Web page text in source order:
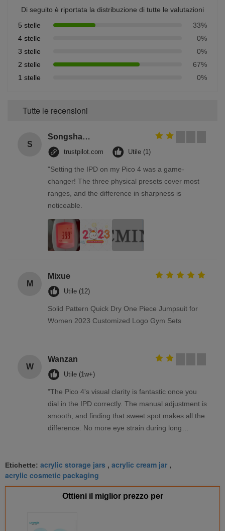
Di seguito è riportata la distribuzione di tutte le valutazioni
5 stelle
33%
4 stelle
0%
3 stelle
0%
2 stelle
67%
1 stelle
0%
Tutte le recensioni
S
Songshang
trustpilot.com Utile (1)
"Setting the IPD on my Pico 4 was a game-
changer! The three physical presets cover most
ranges, and the difference in sharpness is
noticeable.
M
Mixue
Utile (12)
Solid Pattern Quick Dry One Piece Jumpsuit for
Women 2023 Customized Logo Gym Sets
W
Wanzan
Utile (1w+)
"The Pico 4's visual clarity is fantastic once you
dial in the IPD correctly. The manual adjustment is
smooth, and finding that sweet spot makes all the
difference. No more eye strain during long
fantastic once you dial in the IPD correctly. The
manual adjustment is smooth, and finding that
sweet spot makes all the difference. No more eye
strain during long sessions. Highly recommend
Etichette: acrylic storage jars , acrylic cream jar ,
acrylic cosmetic packaging
Ottieni il miglior prezzo per